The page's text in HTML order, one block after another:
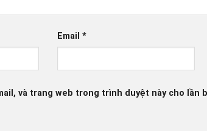
Email*
và trang web trong trình duyệt này cho lần